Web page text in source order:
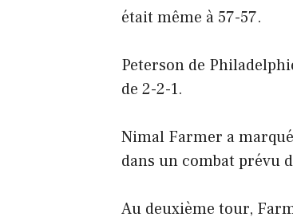
était même à 57-57.
Peterson de
de 2-2-1.
Nimal Farmer a
dans un combat prévu
Au deuxième tour,